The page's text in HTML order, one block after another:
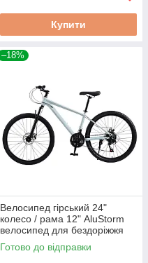
Купити
–18%
Велосипед гірський 24"
колесо / рама 12" AluStorm
велосипед для бездоріжжя
велосипед з алюмінієвою
рамою
Готово до відправки